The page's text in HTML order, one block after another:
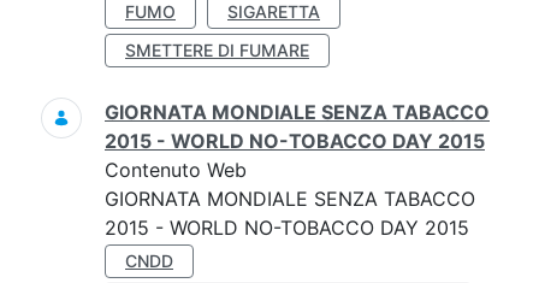
FUMO
SIGARETTA
SMETTERE DI FUMARE
GIORNATA MONDIALE SENZA TABACCO
2015 - WORLD NO-TOBACCO DAY 2015
Contenuto Web
GIORNATA MONDIALE SENZA TABACCO
2015 - WORLD NO-TOBACCO DAY 2015
CNDD